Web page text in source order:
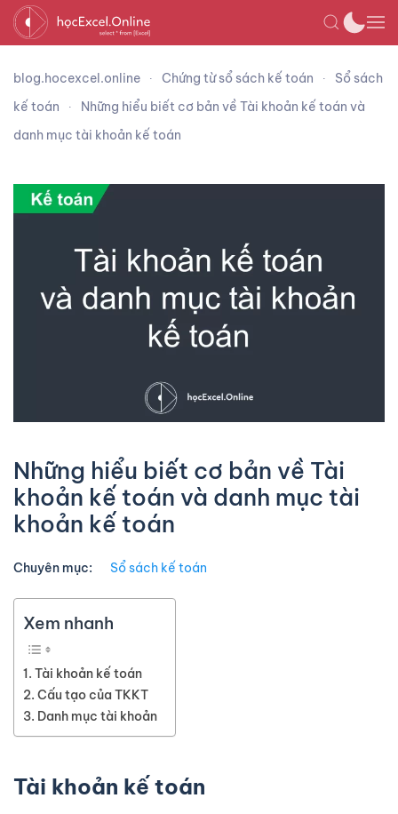
blog.hocexcel.online Chứng từ sổ sách kế toán
Sổ sách
kế toán
Những hiểu biết cơ bản về Tài khoản kế toán và
danh mục tài khoản kế toán
Những hiểu biết cơ bản về Tài
khoản kế toán và danh mục tài
khoản kế toán
Chuyên mục: Sổ sách kế toán
Xem nhanh
Tài khoản kế toán
Cấu tạo của TKKT
Danh mục tài khoản
Tài khoản kế toán